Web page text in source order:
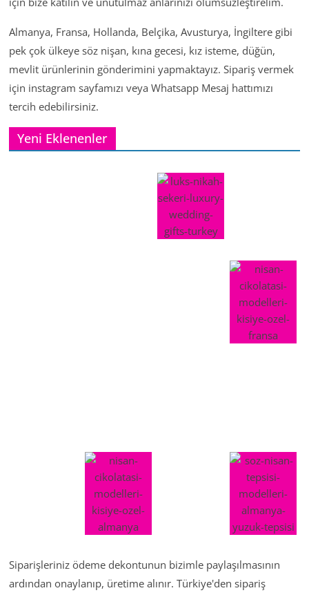
Almanya, Fransa, Hollanda, Belçika, Avusturya, İngiltere gibi
pek çok ülkeye söz nişan, kına gecesi, kız isteme, düğün,
mevlit ürünlerinin gönderimini yapmaktayız. Sipariş vermek
için instagram sayfamızı veya Whatsapp Mesaj hattımızı
tercih edebilirsiniz.
Yeni Eklenenler
Siparişleriniz ödeme dekontunun bizimle paylaşılmasının
ardından onaylanıp, üretime alınır. Türkiye'den sipariş